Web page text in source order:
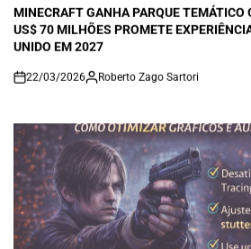
IN
MINECRAFT GANHA PARQUE TEMÁTICO
US$ 70 MILHÕES PROMETE
UNIDO EM 2027
on
22/03/2026 Roberto Zago Sartori